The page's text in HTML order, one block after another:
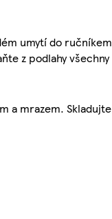
umytí do ručníkem
z podlahy všechny
a mrazem. Skladujte